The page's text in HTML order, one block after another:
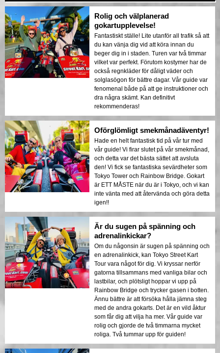
Rolig och välplanerad
gokartupplevelse!
Fantastiskt ställe! Lite utanför all trafik så att
du kan vänja dig vid att köra innan du
beger dig in i staden. Turen var två timmar
vilket var perfekt. Förutom kostymer har de
också regnkläder för dåligt väder och
solglasögon för bättre dagar. Vår guide var
fenomenal både på att ge instruktioner och
dra några skämt. Kan definitivt
rekommenderas!
Oförglömligt smekmånadäventyr!
Hade en helt fantastisk tid på vår tur med
vår guide! Vi firar slutet på vår smekmånad,
och detta var det bästa sättet att avsluta
den! Vi fick se fantastiska sevärdheter som
Tokyo Tower och Rainbow Bridge. Gokart
är ETT MÅSTE när du är i Tokyo, och vi kan
inte vänta med att återvända och göra detta
igen!!
Är du sugen på spänning och
adrenalinkickar?
Om du någonsin är sugen på spänning och
en adrenalinkick, kan Tokyo Street Kart
Tour vara något för dig. Vi kryssar nerför
gatorna tillsammans med vanliga bilar och
lastbilar, och plötsligt hoppar vi upp på
Rainbow Bridge och trycker gasen i botten.
Ännu bättre är att försöka hålla jämna steg
med de andra gokarts. Det är en vild åktur
som får dig att vilja ha mer. Vår guide var
rolig och gjorde de två timmarna mycket
roliga. Två tummar upp för guiden!